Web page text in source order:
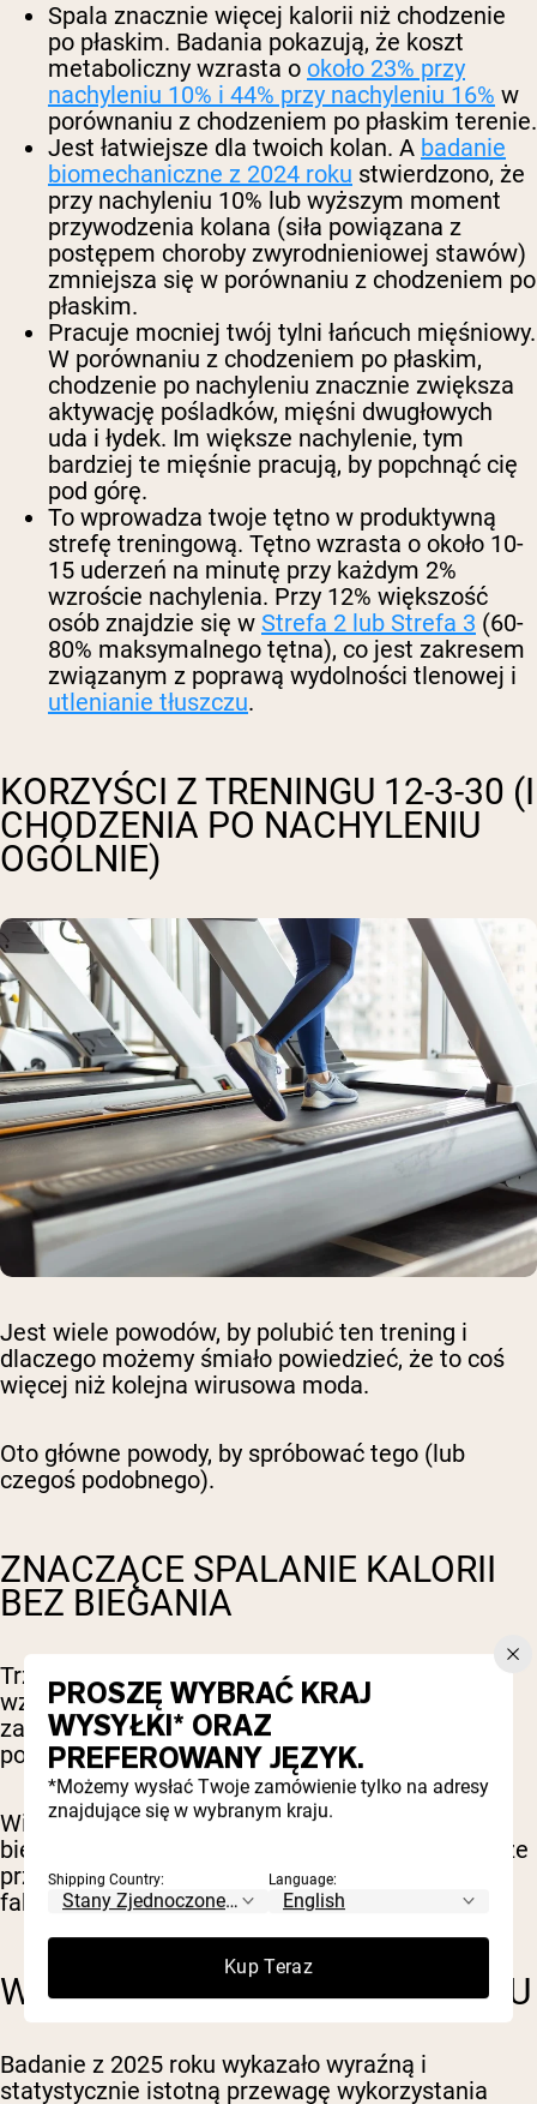
Spala znacznie więcej kalorii niż chodzenie
po płaskim. Badania pokazują, że koszt
metaboliczny wzrasta o około 23% przy
nachyleniu 10% i 44% przy nachyleniu 16% w
porównaniu z chodzeniem po płaskim terenie.
Jest łatwiejsze dla twoich kolan. A badanie
biomechaniczne z 2024 roku stwierdzono, że
przy nachyleniu 10% lub wyższym moment
przywodzenia kolana (siła powiązana z
postępem choroby zwyrodnieniowej stawów)
zmniejsza się w porównaniu z chodzeniem po
płaskim.
Pracuje mocniej twój tylni łańcuch mięśniowy.
W porównaniu z chodzeniem po płaskim,
chodzenie po nachyleniu znacznie zwiększa
aktywację pośladków, mięśni dwugłowych
uda i łydek. Im większe nachylenie, tym
bardziej te mięśnie pracują, by popchnąć cię
pod górę.
To wprowadza twoje tętno w produktywną
strefę treningową. Tętno wzrasta o około 10-
15 uderzeń na minutę przy każdym 2%
wzroście nachylenia. Przy 12% większość
osób znajdzie się w Strefa 2 lub Strefa 3 (60-
80% maksymalnego tętna), co jest zakresem
związanym z poprawą wydolności tlenowej i
utlenianie tłuszczu.
KORZYŚCI Z TRENINGU 12-3-30 (I
CHODZENIA PO NACHYLENIU
OGÓLNIE)
Jest wiele powodów, by polubić ten trening i
dlaczego możemy śmiało powiedzieć, że to coś
więcej niż kolejna wirusowa moda.
Oto główne powody, by spróbować tego (lub
czegoś podobnego).
ZNACZĄCE SPALANIE KALORII
BEZ BIEGANIA
Trzydzieści minut chodzenia po stromym
wzniesieniu spala około 250-350 kalorii, w
zależności od masy ciała, co plasuje to na
poziomie umiarkowanego biegu.
Wiele osób ma problem, by zmotywować się do
biegania. Chodzenie po nachylonym terenie może
przynieść podobne korzyści, ale w formie, którą
faktycznie utrzymasz.
WYŻSZA UTLENIANIE TŁUSZCZU
Badanie z 2025 roku wykazało wyraźną i
statystycznie istotną przewagę wykorzystania
PROSZĘ WYBRAĆ KRAJ
WYSYŁKI* ORAZ
PREFEROWANY JĘZYK.
*Możemy wysłać Twoje zamówienie tylko na adresy
znajdujące się w wybranym kraju.
Shipping Country: Language:
Kup Teraz